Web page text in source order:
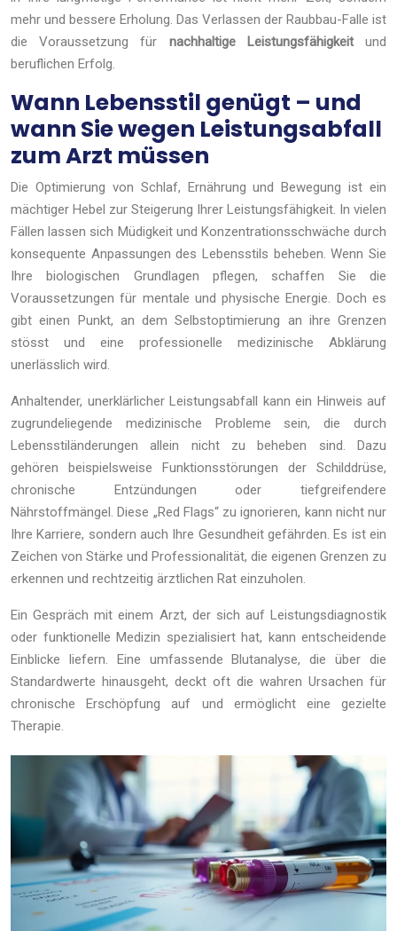
mehr und bessere Erholung. Das Verlassen der Raubbau-Falle ist
die Voraussetzung für nachhaltige Leistungsfähigkeitund
beruflichen Erfolg.
Wann Lebensstil genügt – und
wann Sie wegen Leistungsabfall
zum Arzt müssen
Die Optimierung von Schlaf, Ernährung und Bewegung ist ein
mächtiger Hebel zur Steigerung Ihrer Leistungsfähigkeit. In vielen
Fällen lassen sich Müdigkeit und Konzentrationsschwäche durch
konsequente Anpassungen des Lebensstils beheben. Wenn Sie
Ihre biologischen Grundlagen pflegen, schaffen Sie die
Voraussetzungen für mentale und physische Energie. Doch es
gibt einen Punkt, an dem Selbstoptimierung an ihre Grenzen
stösst und eine professionelle medizinische Abklärung
unerlässlich wird.
Anhaltender, unerklärlicher Leistungsabfall kann ein Hinweis auf
zugrundeliegende medizinische Probleme sein, die durch
Lebensstiländerungen allein nicht zu beheben sind. Dazu
gehören beispielsweise Funktionsstörungen der Schilddrüse,
chronische Entzündungen oder tiefgreifendere
Nährstoffmängel. Diese „Red Flags“ zu ignorieren, kann nicht nur
Ihre Karriere, sondern auch Ihre Gesundheit gefährden. Es ist ein
Zeichen von Stärke und Professionalität, die eigenen Grenzen zu
erkennen und rechtzeitig ärztlichen Rat einzuholen.
Ein Gespräch mit einem Arzt, der sich auf Leistungsdiagnostik
oder funktionelle Medizin spezialisiert hat, kann entscheidende
Einblicke liefern. Eine umfassende Blutanalyse, die über die
Standardwerte hinausgeht, deckt oft die wahren Ursachen für
chronische Erschöpfung auf und ermöglicht eine gezielte
Therapie.